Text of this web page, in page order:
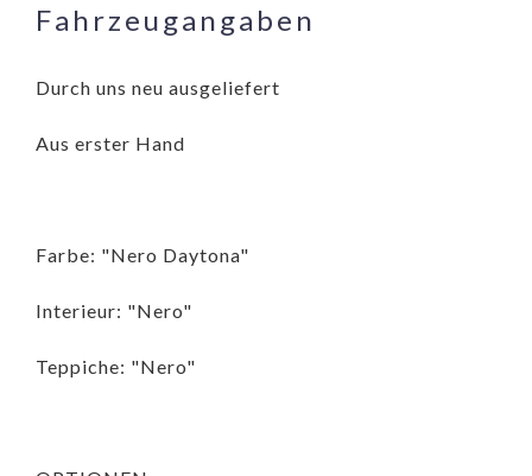
Fahrzeugangaben
Durch uns neu ausgeliefert
Aus erster Hand
Farbe: "Nero Daytona"
Interieur: "Nero"
Teppiche: "Nero"